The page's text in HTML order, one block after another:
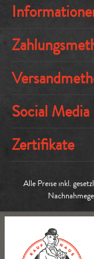
Social Media
Zertifikate
Alle Preise inkl.